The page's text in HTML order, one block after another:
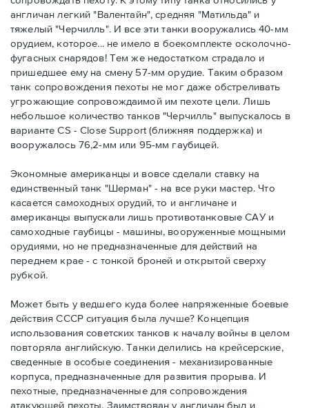
англичан легкий "Валентайн", средняя "Матильда" и
тяжелый "Черчилль". И все эти танки вооружались 40-мм
орудием, которое... не имело в боекомплекте осколочно-
фугасных снарядов! Тем же недостатком страдало и
пришедшее ему на смену 57-мм орудие. Таким образом
танк сопровождения пехоты не мог даже обстреливать
угрожающие сопровождаимой им пехоте цели. Лишь
небольшое количество танков "Черчилль" выпускалось в
варианте CS - Close Support (ближняя поддержка) и
вооружалось 76,2-мм или 95-мм гаубицей.
Экономные американцы и вовсе сделали ставку на
единственный танк "Шерман" - на все руки мастер. Что
касается самоходных орудий, то и англичане и
американцы выпускали лишь противотанковые САУ и
самоходные гаубицы - машины, вооруженные мощными
орудиями, но не предназначенные для действий на
переднем крае - с тонкой броней и открытой сверху
рубкой.
Может быть у ведшего куда более напряженные боевые
действия СССР ситуация была лучше? Концепция
использования советских танков к началу войны в целом
повторяла английскую. Танки делились на крейсерские,
сведенные в особые соединения - механизированные
корпуса, предназначенные для развития прорыва. И
пехотные, предназначенные для сопровождения
атакующей пехоты. Заимствован у англичан был и